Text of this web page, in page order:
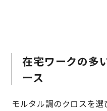
在宅ワークの多
ース
モルタル調のクロスを